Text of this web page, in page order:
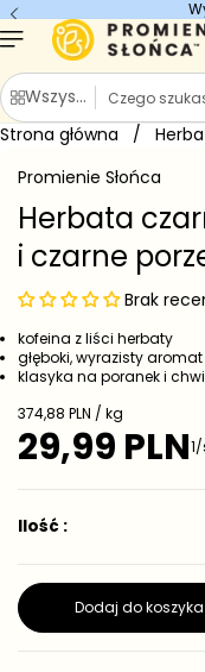
treści
Wszystkie kategorie
S
z
u
a
j
Strona główna /
Przejdź do
o
Promienie Słońca
Herbata
i czarne
Brak
kofeina z liści herbaty
głęboki, wyrazisty aromat
klasyka na poranek i
C
e
n
j
d
o
t
k
374,88 PLN / kg
C
n
a
r
e
u
a
29,99 PLN
Ilość :
Dodaj do koszyka